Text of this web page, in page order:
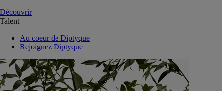
Découvrir
Talent
Au coeur de Diptyque
Rejoignez Diptyque